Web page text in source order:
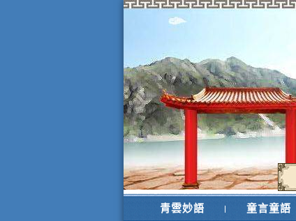
青雲妙語 童言童語